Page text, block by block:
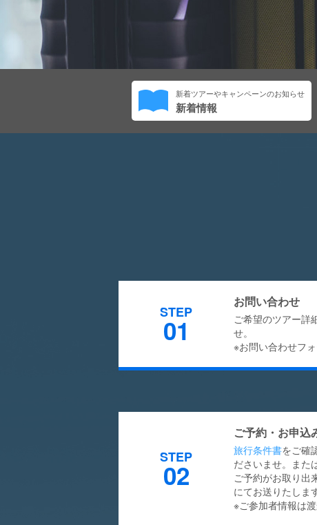
新着ツアーやキャンペーンのお知らせ
新着情報
STEP
01
お問い合わせ
ご希望のツアー詳
せ。
※お問い合わせフ
STEP
02
ご予約・お申込
旅行条件書をご確
ださいませ。また
ご予約がお取り出
にてお送りたします
※ご参加者情報は